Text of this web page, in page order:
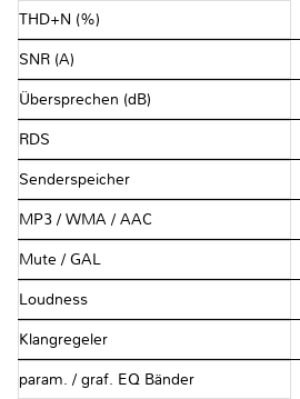
THD+N (%)
SNR (A)
Übersprechen (dB)
RDS
Senderspeicher
MP3 / WMA / AAC
Mute / GAL
Loudness
Klangregeler
param. / graf. EQ Bänder